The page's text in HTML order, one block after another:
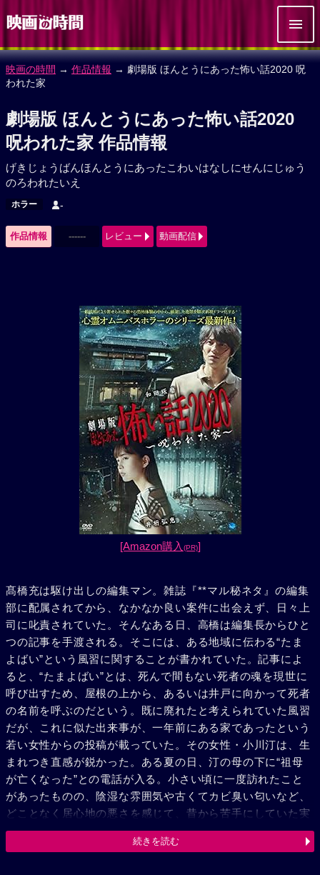
映画の時間 → 作品情報 → 劇場版 ほんとうにあった怖い話2020 呪
われた家
劇場版 ほんとうにあった怖い話2020
呪われた家 作品情報
げきじょうばんほんとうにあったこわいはなしにせんにじゅう
のろわれたいえ
ホラー -
作品情報 ------ レビュー 動画配信
[Amazon購入 (PR)]
髙橋充は駆け出しの編集マン。雑誌『**マル秘ネタ』の編集
部に配属されてから、なかなか良い案件に出会えず、日々上
司に叱責されていた。そんなある日、高橋は編集長からひと
つの記事を手渡される。そこには、ある地域に伝わる“たま
よばい”という風習に関することが書かれていた。記事によ
ると、“たまよばい”とは、死んで間もない死者の魂を現世に
呼び出すため、屋根の上から、あるいは井戸に向かって死者
の名前を呼ぶのだという。既に廃れたと考えられていた風習
だが、これに似た出来事が、一年前にある家であったという
若い女性からの投稿が載っていた。その女性・小川汀は、生
まれつき直感が鋭かった。ある夏の日、汀の母の下に“祖母
が亡くなった”との電話が入る。小さい頃に一度訪れたこと
があったものの、陰湿な雰囲気や古くてカビ臭い匂いなど、
どことなく居心地の悪さを感じて、昔から苦手にしていた実
家を訪れる汀。整理をしてくれた役所の人間の話によると、
祖母は屋根裏にかけた梯子から足を踏み外して落下し、その
続きを読む